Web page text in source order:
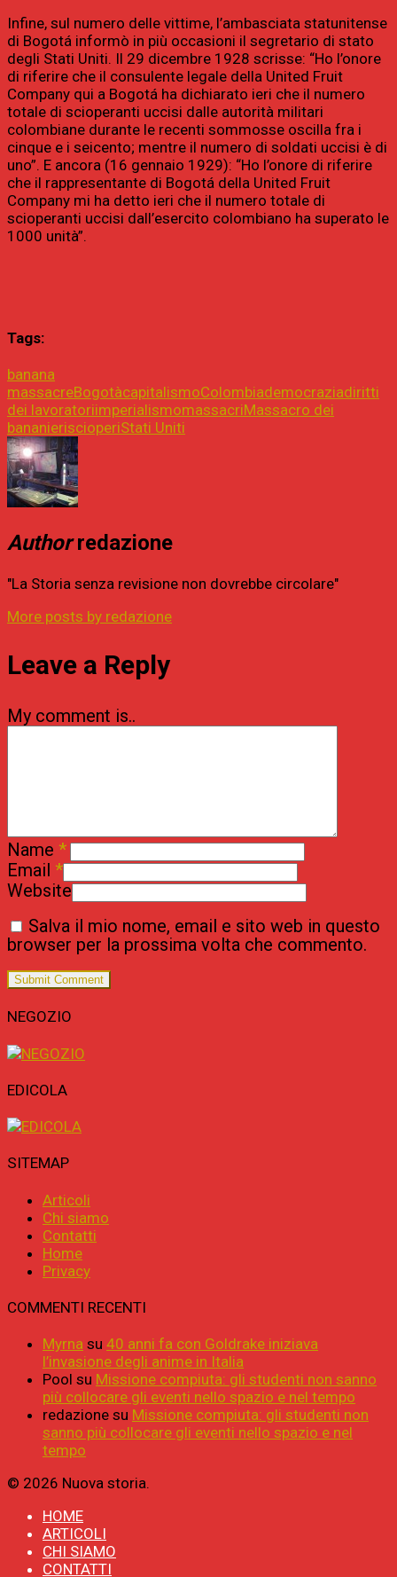
Infine, sul numero delle vittime, l’ambasciata statunitense
di Bogotá informò in più occasioni il segretario di stato
degli Stati Uniti. Il 29 dicembre 1928 scrisse: “Ho l’onore
di riferire che il consulente legale della United Fruit
Company qui a Bogotá ha dichiarato ieri che il numero
totale di scioperanti uccisi dalle autorità militari
colombiane durante le recenti sommosse oscilla fra i
cinque e i seicento; mentre il numero di soldati uccisi è di
uno”. E ancora (16 gennaio 1929): “Ho l’onore di riferire
che il rappresentante di Bogotá della United Fruit
Company mi ha detto ieri che il numero totale di
scioperanti uccisi dall’esercito colombiano ha superato le
1000 unità”.
Tags:
banana
massacreBogotàcapitalismoColombiademocraziadiritti
dei lavoratoriimperialismomassacriMassacro dei
bananieriscioperiStati Uniti
Authorredazione
"La Storia senza revisione non dovrebbe circolare"
More posts by redazione
Leave a Reply
My comment is..
Name *
Email *
Website
Salva il mio nome, email e sito web in questo
browser per la prossima volta che commento.
NEGOZIO
EDICOLA
SITEMAP
Articoli
Chi siamo
Contatti
Home
Privacy
COMMENTI RECENTI
Myrna su 40 anni fa con Goldrake iniziava
l’invasione degli anime in Italia
Pool su Missione compiuta: gli studenti non sanno
più collocare gli eventi nello spazio e nel tempo
redazione su Missione compiuta: gli studenti non
sanno più collocare gli eventi nello spazio e nel
tempo
© 2026 Nuova storia.
HOME
ARTICOLI
CHI SIAMO
CONTATTI